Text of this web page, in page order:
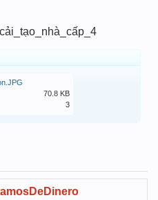
70.8 KB
3